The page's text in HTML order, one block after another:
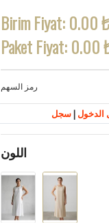
Birim Fiyat:0.00
Paket Fiyat:0.00
رمز السهم
الدخول | سجل
اللون